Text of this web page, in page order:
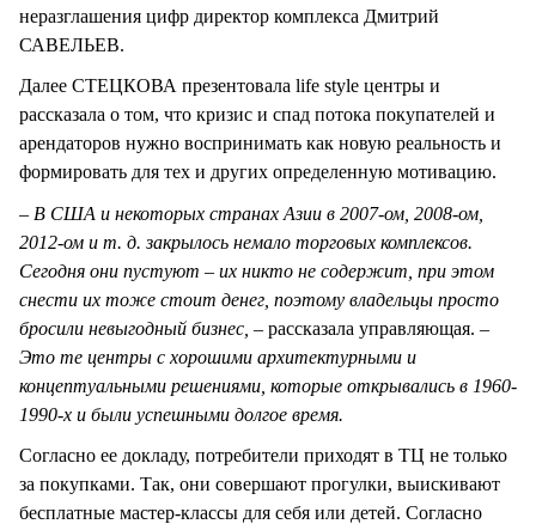
неразглашения цифр директор комплекса Дмитрий
САВЕЛЬЕВ.
Далее СТЕЦКОВА презентовала life style центры и
рассказала о том, что кризис и спад потока покупателей и
арендаторов нужно воспринимать как новую реальность и
формировать для тех и других определенную мотивацию.
– В США и некоторых странах Азии в 2007-ом, 2008-ом,
2012-ом и т. д. закрылось немало торговых комплексов.
Сегодня они пустуют – их никто не содержит, при этом
снести их тоже стоит денег, поэтому владельцы просто
бросили невыгодный бизнес, – рассказала управляющая. –
Это те центры с хорошими архитектурными и
концептуальными решениями, которые открывались в 1960-
1990-х и были успешными долгое время.
Согласно ее докладу, потребители приходят в ТЦ не только
за покупками. Так, они совершают прогулки, выискивают
бесплатные мастер-классы для себя или детей. Согласно